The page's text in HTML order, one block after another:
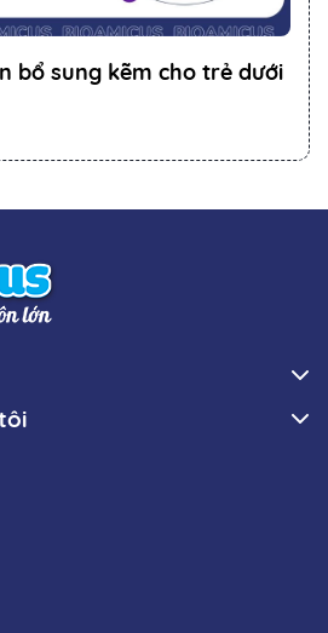
bổ sung kẽm cho trẻ dưới